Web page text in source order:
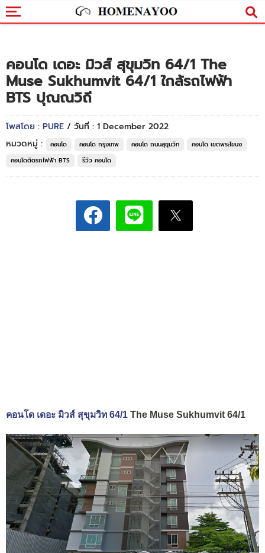
คอนโด เดอะ มิวส์ สุขุมวิท 64/1 The
Muse Sukhumvit 64/1 ใกล้รถไฟฟ้า
BTS ปุณณวิถี
โพสโดย : PURE / วันที่ : 1 December 2022
หมวดหมู่ :
คอนโด คอนโด กรุงเทพ คอนโด ถนนสุขุมวิท
คอนโด เขตพระโขนง
คอนโดติดรถไฟฟ้า BTS
รีวิว คอนโด
คอนโด เดอะ มิวส์ สุขุมวิท 64/1 The Muse Sukhumvit 64/1